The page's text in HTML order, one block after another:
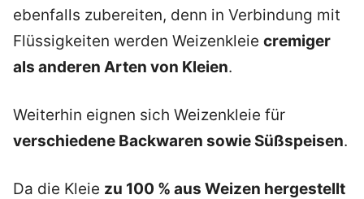
ebenfalls zubereiten, denn in Verbindung mit
Flüssigkeiten werden Weizenkleie cremiger
als anderen Arten von Kleien.
Weiterhin eignen sich Weizenkleie für
verschiedene Backwaren sowie Süßspeisen.
Da die Kleie zu 100 % aus Weizen hergestellt